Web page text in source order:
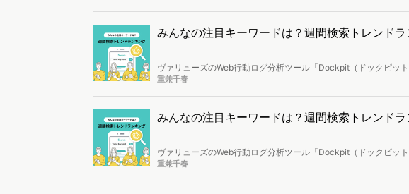
みんなの注目キーワードは？週間検索トレンド
ヴァリューズのWeb行動ログ分析ツール「Dockpit（ドックピッ
し、トレンドになっているキーワードを取り上げます。
重兼千春
みんなの注目キーワードは？週間検索トレンド
ヴァリューズのWeb行動ログ分析ツール「Dockpit（ドックピッ
し、トレンドになっているキーワードを取り上げます。
重兼千春